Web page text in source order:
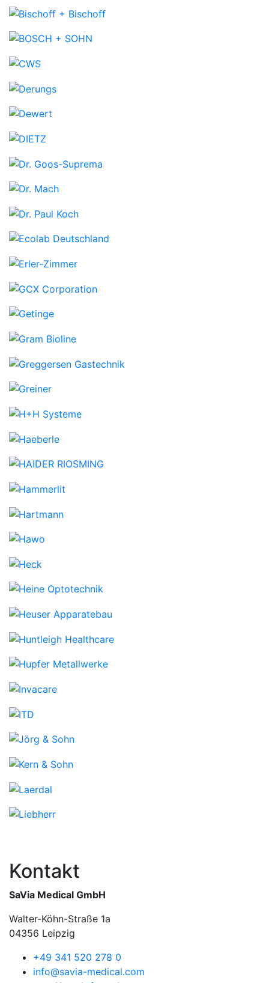
Kontakt
SaVia Medical GmbH
Walter-Köhn-Straße 1a
04356 Leipzig
+49 341 520 278 0
info@savia-medical.com